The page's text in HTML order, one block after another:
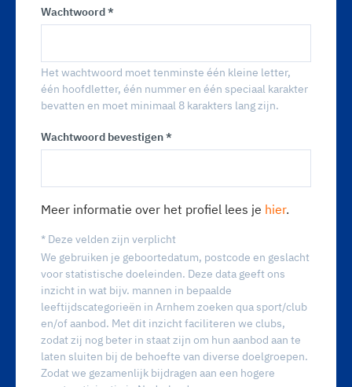
Wachtwoord *
Het wachtwoord moet tenminste één kleine letter,
één hoofdletter, één nummer en één speciaal karakter
bevatten en moet minimaal 8 karakters lang zijn.
Wachtwoord bevestigen *
Meer informatie over het profiel lees je hier.
* Deze velden zijn verplicht
We gebruiken je geboortedatum, postcode en geslacht
voor statistische doeleinden. Deze data geeft ons
inzicht in wat bijv. mannen in bepaalde
leeftijdscategorieën in Arnhem zoeken qua sport/club
en/of aanbod. Met dit inzicht faciliteren we clubs,
zodat zij nog beter in staat zijn om hun aanbod aan te
laten sluiten bij de behoefte van diverse doelgroepen.
Zodat we gezamenlijk bijdragen aan een hogere